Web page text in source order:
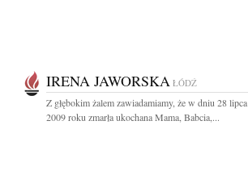
IRENA JAWORSKA ŁÓDŹ
Z głębokim żalem zawiadamiamy, że w dniu 28 lipca
2009 roku zmarła ukochana Mama, Babcia,...